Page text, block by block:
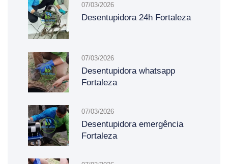
07/03/2026
Desentupidora 24h Fortaleza
07/03/2026
Desentupidora whatsapp
Fortaleza
07/03/2026
Desentupidora emergência
Fortaleza